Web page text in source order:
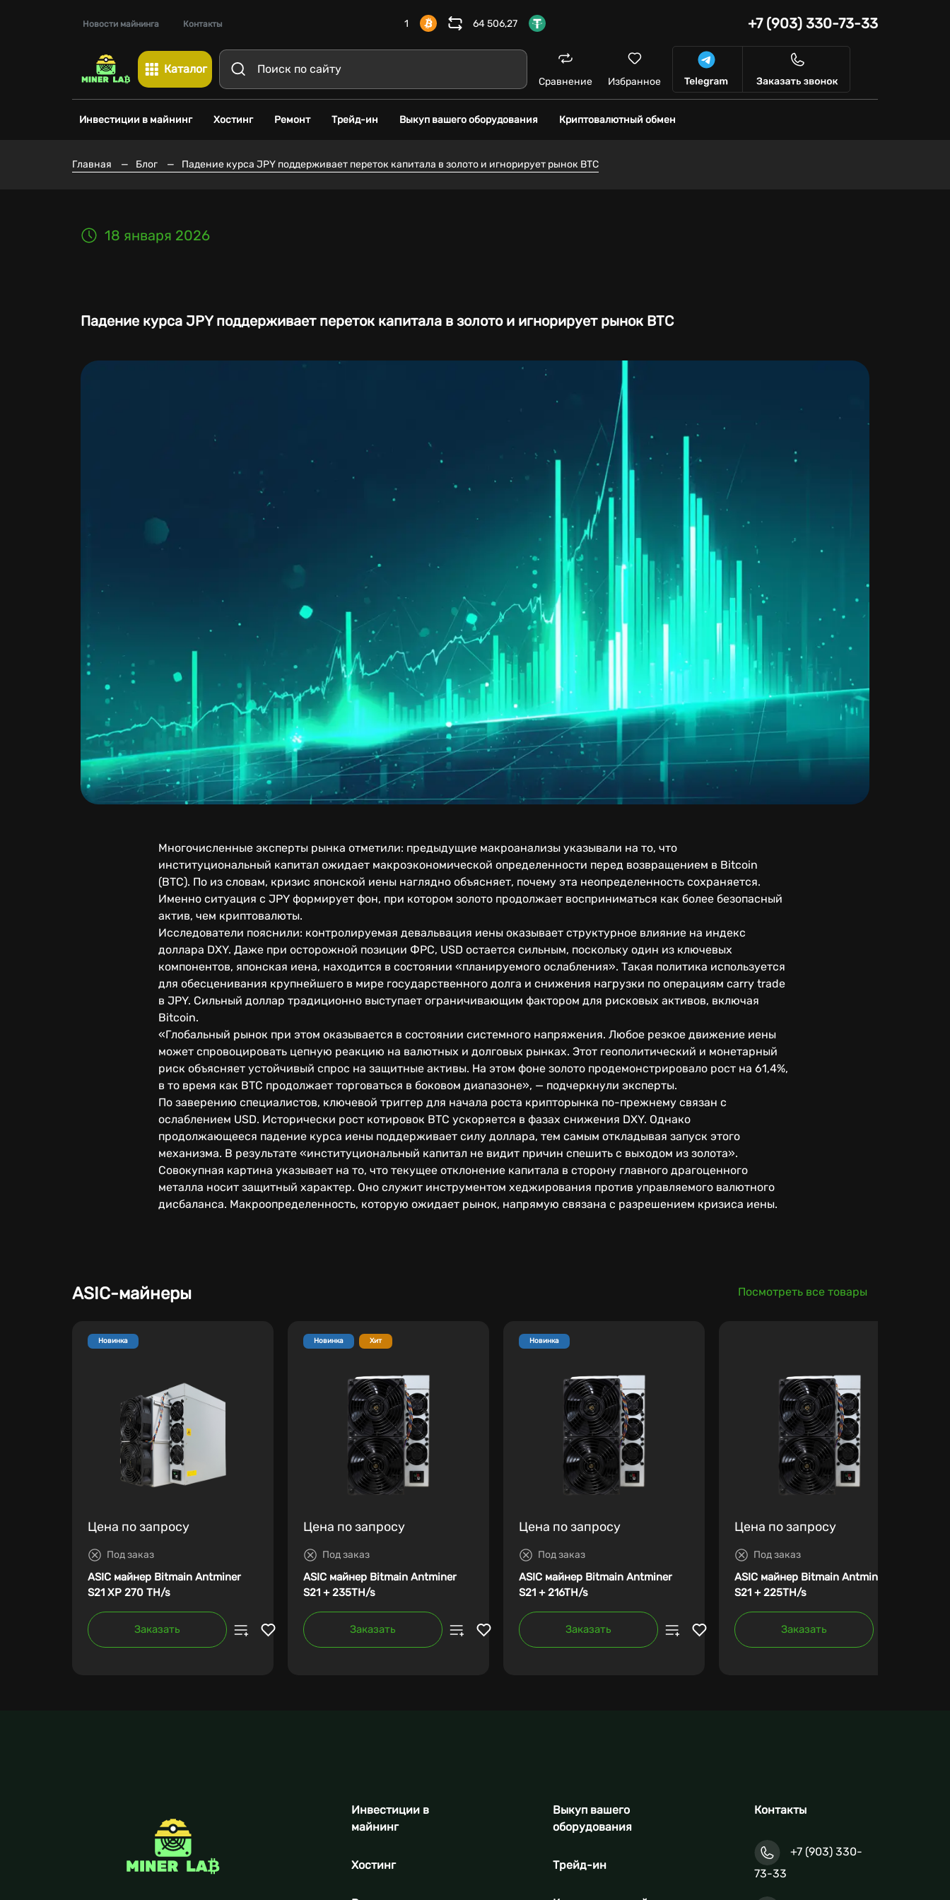
Новости майнинга Контакты 1 64 506,27 +7 (903) 330-73-33
Каталог
Сравнение Избранное
Инвестиции в майнинг Хостинг Ремонт Трейд-ин Выкуп вашего оборудования Криптовалютный обмен
Главная — Блог — Падение курса JPY поддерживает переток капитала в золото и игнорирует рынок BTC
18 января 2026
Падение курса JPY поддерживает переток капитала в золото и игнорирует рынок BTC
Многочисленные эксперты рынка отметили: предыдущие макроанализы указывали на то, что
институциональный капитал ожидает макроэкономической определенности перед возвращением в Bitcoin
(BTC). По из словам, кризис японской иены наглядно объясняет, почему эта неопределенность сохраняется.
Именно ситуация с JPY формирует фон, при котором золото продолжает восприниматься как более безопасный
актив, чем криптовалюты.
Исследователи пояснили: контролируемая девальвация иены оказывает структурное влияние на индекс
доллара DXY. Даже при осторожной позиции ФРС, USD остается сильным, поскольку один из ключевых
компонентов, японская иена, находится в состоянии «планируемого ослабления». Такая политика используется
для обесценивания крупнейшего в мире государственного долга и снижения нагрузки по операциям carry trade
в JPY. Сильный доллар традиционно выступает ограничивающим фактором для рисковых активов, включая
Bitcoin.
«Глобальный рынок при этом оказывается в состоянии системного напряжения. Любое резкое движение иены
может спровоцировать цепную реакцию на валютных и долговых рынках. Этот геополитический и монетарный
риск объясняет устойчивый спрос на защитные активы. На этом фоне золото продемонстрировало рост на 61,4%,
в то время как BTC продолжает торговаться в боковом диапазоне», — подчеркнули эксперты.
По заверению специалистов, ключевой триггер для начала роста крипторынка по-прежнему связан с
ослаблением USD. Исторически рост котировок BTC ускоряется в фазах снижения DXY. Однако
продолжающееся падение курса иены поддерживает силу доллара, тем самым откладывая запуск этого
механизма. В результате «институциональный капитал не видит причин спешить с выходом из золота».
Совокупная картина указывает на то, что текущее отклонение капитала в сторону главного драгоценного
металла носит защитный характер. Оно служит инструментом хеджирования против управляемого валютного
дисбаланса. Макроопределенность, которую ожидает рынок, напрямую связана с разрешением кризиса иены.
ASIC-майнеры Посмотреть все товары
Новинка
Цена по запросу
Под заказ
ASIC майнер Bitmain Antminer
S21 XP 270 TH/s
Заказать
Новинка Хит
Цена по запросу
Под заказ
ASIC майнер Bitmain Antminer
S21 + 235TH/s
Заказать
Новинка
Цена по запросу
Под заказ
ASIC майнер Bitmain Antminer
S21 + 216TH/s
Заказать
Цена по запросу
Под заказ
ASIC майнер Bitmain Antminer
S21 + 225TH/s
Заказать
Инвестиции в
майнинг
Хостинг
Выкуп вашего
оборудования
Трейд-ин
Контакты
+7 (903) 330-
73-33